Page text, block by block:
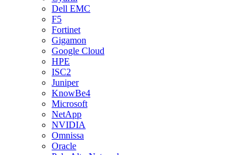
Dell EMC
F5
Fortinet
Gigamon
Google Cloud
HPE
ISC2
Juniper
KnowBe4
Microsoft
NetApp
NVIDIA
Omnissa
Oracle